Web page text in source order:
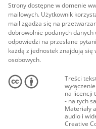
Strony dostępne w domenie
mailowych. Użytkownik
mail zgadza się na
dobrowolnie podanych danych
odpowiedzi na przesłane
każdą z jednostek znajdują
osobowych.
Treści
na licencji
- na tych
Materiały
audio i
Creative